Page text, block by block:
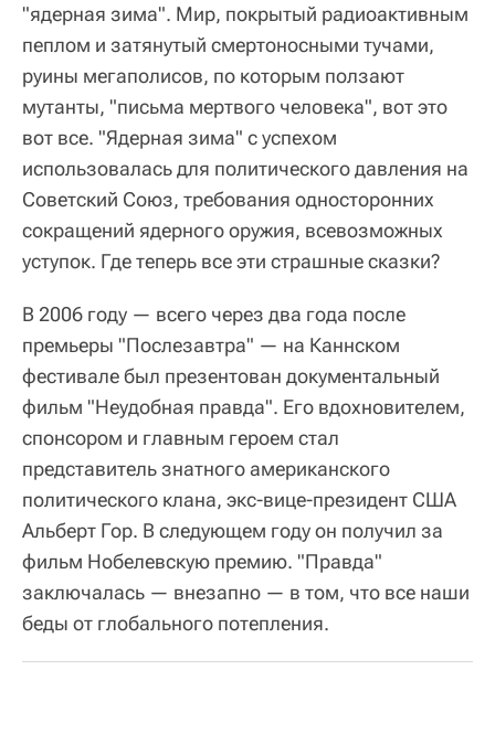
"ядерная зима". Мир, покрытый радиоактивным
пеплом и затянутый смертоносными тучами,
руины мегаполисов, по которым ползают
мутанты, "письма мертвого человека", вот это
вот все. "Ядерная зима" с успехом
использовалась для политического давления на
Советский Союз, требования односторонних
сокращений ядерного оружия, всевозможных
уступок. Где теперь все эти страшные сказки?
В 2006 году — всего через два года после
премьеры "Послезавтра" — на Каннском
фестивале был презентован документальный
фильм "Неудобная правда". Его вдохновителем,
спонсором и главным героем стал
представитель знатного американского
политического клана, экс-вице-президент США
Альберт Гор. В следующем году он получил за
фильм Нобелевскую премию. "Правда"
заключалась — внезапно — в том, что все наши
беды от глобального потепления.